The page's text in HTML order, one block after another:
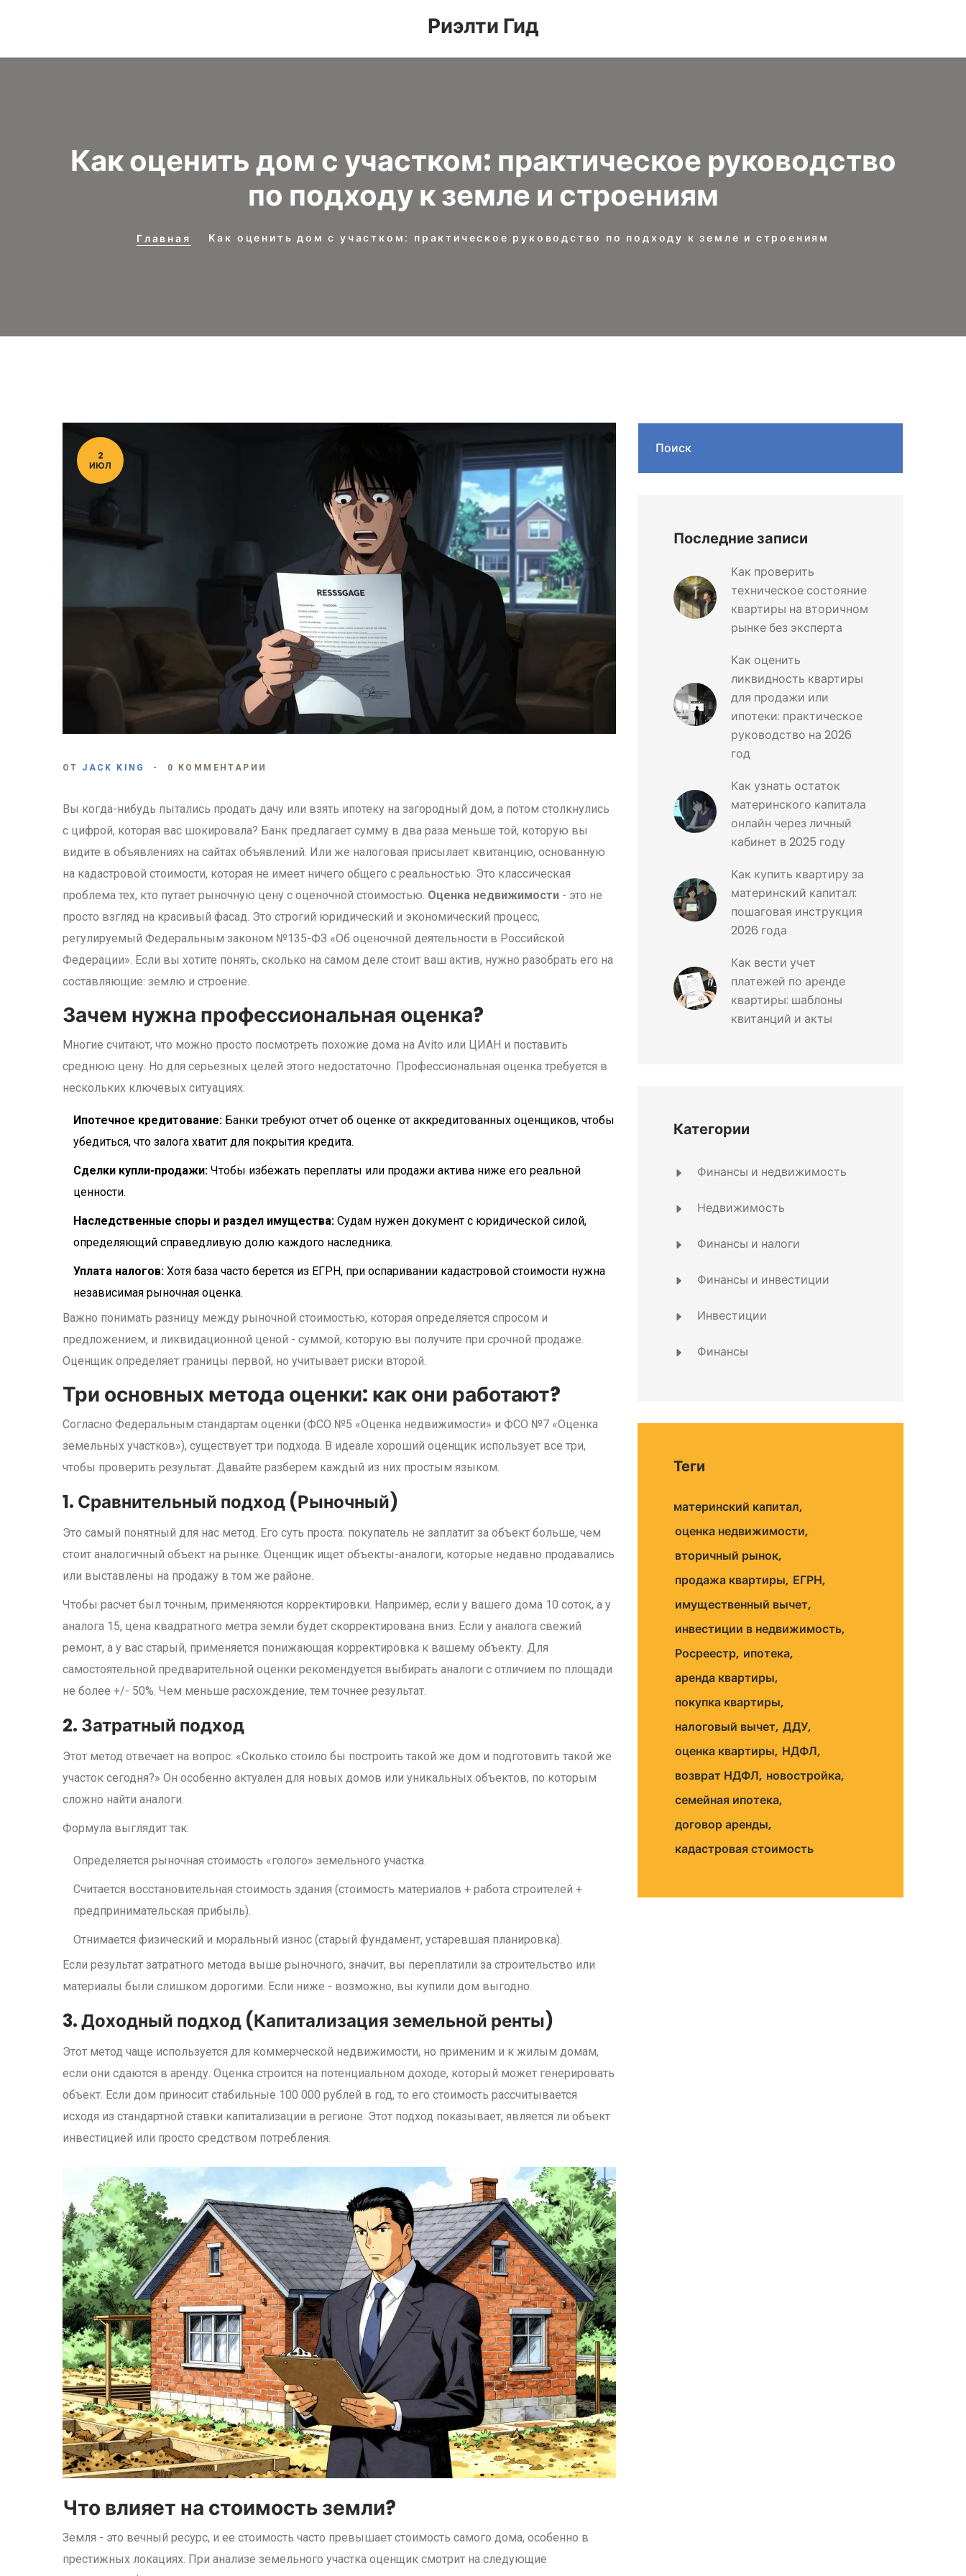
Риэлти Гид
Как оценить дом с участком: практическое руководство
по подходу к земле и строениям
Главная Как оценить дом с участком: практическое руководство по подходу к земле и строениям
2
ИЮЛ
ОТ JACK KING 0 КОММЕНТАРИИ
Вы когда-нибудь пытались продать дачу или взять ипотеку на загородный дом, а потом столкнулись
с цифрой, которая вас шокировала? Банк предлагает сумму в два раза меньше той, которую вы
видите в объявлениях на сайтах объявлений. Или же налоговая присылает квитанцию, основанную
на кадастровой стоимости, которая не имеет ничего общего с реальностью. Это классическая
проблема тех, кто путает рыночную цену с оценочной стоимостью. Оценка недвижимости - это не
просто взгляд на красивый фасад. Это строгий юридический и экономический процесс,
регулируемый Федеральным законом №135-ФЗ «Об оценочной деятельности в Российской
Федерации». Если вы хотите понять, сколько на самом деле стоит ваш актив, нужно разобрать его на
составляющие: землю и строение.
Зачем нужна профессиональная оценка?
Многие считают, что можно просто посмотреть похожие дома на Avito или ЦИАН и поставить
среднюю цену. Но для серьезных целей этого недостаточно. Профессиональная оценка требуется в
нескольких ключевых ситуациях:
Ипотечное кредитование: Банки требуют отчет об оценке от аккредитованных оценщиков, чтобы
убедиться, что залога хватит для покрытия кредита.
Сделки купли-продажи: Чтобы избежать переплаты или продажи актива ниже его реальной
ценности.
Наследственные споры и раздел имущества: Судам нужен документ с юридической силой,
определяющий справедливую долю каждого наследника.
Уплата налогов: Хотя база часто берется из ЕГРН, при оспаривании кадастровой стоимости нужна
независимая рыночная оценка.
Важно понимать разницу между рыночной стоимостью, которая определяется спросом и
предложением, и ликвидационной ценой - суммой, которую вы получите при срочной продаже.
Оценщик определяет границы первой, но учитывает риски второй.
Три основных метода оценки: как они работают?
Согласно Федеральным стандартам оценки (ФСО №5 «Оценка недвижимости» и ФСО №7 «Оценка
земельных участков»), существует три подхода. В идеале хороший оценщик использует все три,
чтобы проверить результат. Давайте разберем каждый из них простым языком.
1. Сравнительный подход (Рыночный)
Это самый понятный для нас метод. Его суть проста: покупатель не заплатит за объект больше, чем
стоит аналогичный объект на рынке. Оценщик ищет объекты-аналоги, которые недавно продавались
или выставлены на продажу в том же районе.
Чтобы расчет был точным, применяются корректировки. Например, если у вашего дома 10 соток, а у
аналога 15, цена квадратного метра земли будет скорректирована вниз. Если у аналога свежий
ремонт, а у вас старый, применяется понижающая корректировка к вашему объекту. Для
самостоятельной предварительной оценки рекомендуется выбирать аналоги с отличием по площади
не более +/- 50%. Чем меньше расхождение, тем точнее результат.
2. Затратный подход
Этот метод отвечает на вопрос: «Сколько стоило бы построить такой же дом и подготовить такой же
участок сегодня?» Он особенно актуален для новых домов или уникальных объектов, по которым
сложно найти аналоги.
Формула выглядит так:
Определяется рыночная стоимость «голого» земельного участка.
Считается восстановительная стоимость здания (стоимость материалов + работа строителей +
предпринимательская прибыль).
Отнимается физический и моральный износ (старый фундамент, устаревшая планировка).
Если результат затратного метода выше рыночного, значит, вы переплатили за строительство или
материалы были слишком дорогими. Если ниже - возможно, вы купили дом выгодно.
3. Доходный подход (Капитализация земельной ренты)
Этот метод чаще используется для коммерческой недвижимости, но применим и к жилым домам,
если они сдаются в аренду. Оценка строится на потенциальном доходе, который может генерировать
объект. Если дом приносит стабильные 100 000 рублей в год, то его стоимость рассчитывается
исходя из стандартной ставки капитализации в регионе. Этот подход показывает, является ли объект
инвестицией или просто средством потребления.
Что влияет на стоимость земли?
Земля - это вечный ресурс, и ее стоимость часто превышает стоимость самого дома, особенно в
престижных локациях. При анализе земельного участка оценщик смотрит на следующие
Поиск
Последние записи
Как проверить
техническое состояние
квартиры на вторичном
рынке без эксперта
Как оценить
ликвидность квартиры
для продажи или
ипотеки: практическое
руководство на 2026
год
Как узнать остаток
материнского капитала
онлайн через личный
кабинет в 2025 году
Как купить квартиру за
материнский капитал:
пошаговая инструкция
2026 года
Как вести учет
платежей по аренде
квартиры: шаблоны
квитанций и акты
Категории
Финансы и недвижимость
Недвижимость
Финансы и налоги
Финансы и инвестиции
Инвестиции
Финансы
Теги
материнский капитал
оценка недвижимости
вторичный рынок
продажа квартиры ЕГРН
имущественный вычет
инвестиции в недвижимость
Росреестр ипотека
аренда квартиры
покупка квартиры
налоговый вычет ДДУ
оценка квартиры НДФЛ
возврат НДФЛ новостройка
семейная ипотека
договор аренды
кадастровая стоимость